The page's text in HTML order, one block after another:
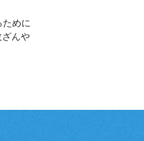
ために
んや